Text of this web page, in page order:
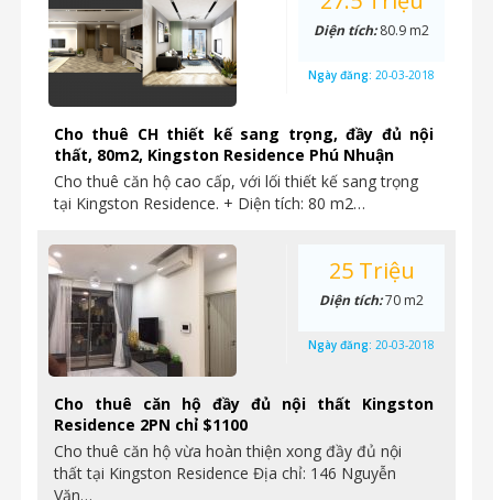
Cho thuê CH thiết kế sang trọng, đầy đủ nội
thất, 80m2, Kingston Residence Phú Nhuận
Cho thuê căn hộ cao cấp, với lối thiết kế sang trọng
tại Kingston Residence. + Diện tích: 80 m2…
Diện tích:80.9 m2
Ngày đăng: 20-03-2018
Cho thuê căn hộ đầy đủ nội thất Kingston
Residence 2PN chỉ $1100
Cho thuê căn hộ vừa hoàn thiện xong đầy đủ nội
thất tại Kingston Residence Địa chỉ: 146 Nguyễn
Văn…
25 Triệu
Diện tích:70 m2
Ngày đăng: 20-03-2018